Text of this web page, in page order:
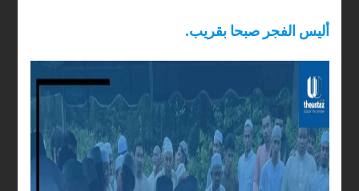
.أليس الفجر صبحا بقريب